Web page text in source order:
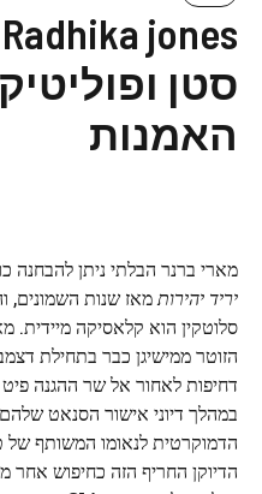
סטן
האמנות
מארי ברנר הבלתי ניתן להבחנה
יריד יהירותמאז שנות השמונים,
סלוטקין הוא קלאסיקה
הזוטר ממישיגן כבר בתחילת
במהלך דיוני אישור הסנאט
הדמוקרטית לנאומו המשותף של
הדיוקן החריף הזה כחיפוש אחר